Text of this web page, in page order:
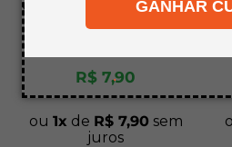
GANHAR
.
CORREDICA TELESCOPICA
R$ 7,90
ou 1 de R$ 7,90 sem
juros
carpete